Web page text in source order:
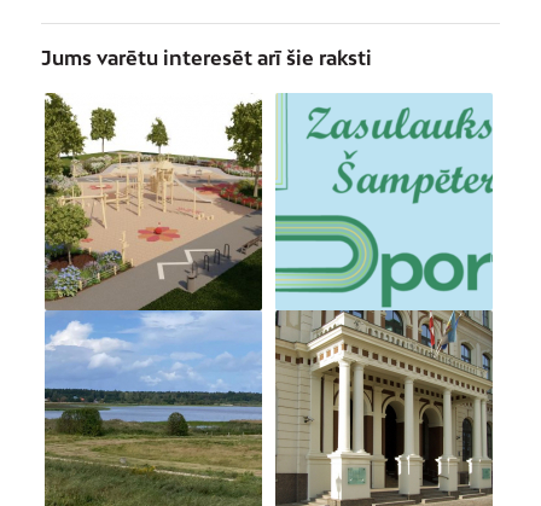
Jums varētu interesēt arī šie raksti